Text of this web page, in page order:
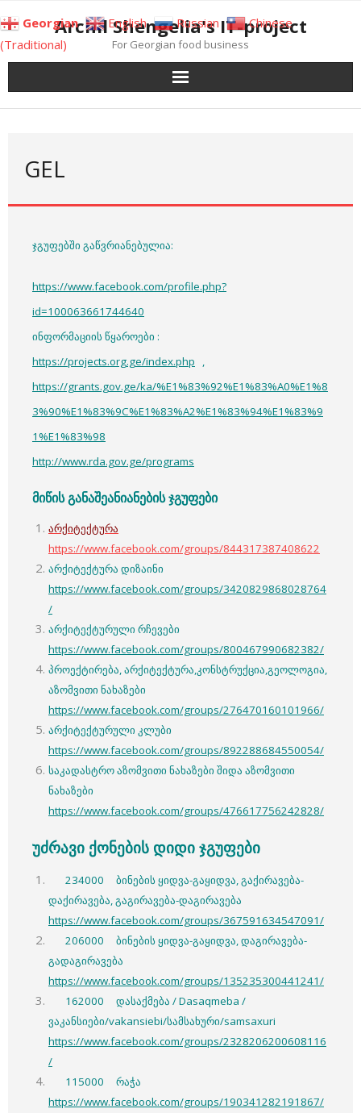
to
content
Archil Shengelia's IT-project
For Georgian food business
GEL
ჯგუფებში გაწვრიანებულია:
https://www.facebook.com/profile.php?
id=100063661744640
ინფორმაციის წყაროები :
https://projects.org.ge/index.php ,
https://grants.gov.ge/ka/%E1%83%92%E1%83%A0%E1%8
3%90%E1%83%9C%E1%83%A2%E1%83%94%E1%83%9
1%E1%83%98
http://www.rda.gov.ge/programs
მიწის განაშეანიანების ჯგუფები
არქიტექტურა
https://www.facebook.com/groups/844317387408622
არქიტექტურა დიზაინი
https://www.facebook.com/groups/3420829868028764
/
არქიტექტურული რჩევები
https://www.facebook.com/groups/800467990682382/
პროექტირება, არქიტექტურა,კონსტრუქცია,გეოლოგია,
აზომვითი ნახაზები
https://www.facebook.com/groups/276470160101966/
არქიტექტურული კლუბი
https://www.facebook.com/groups/892288684550054/
საკადასტრო აზომვითი ნახაზები შიდა აზომვითი
ნახაზები
https://www.facebook.com/groups/476617756242828/
უძრავი ქონების დიდი ჯგუფები
234000 ბინების ყიდვა-გაყიდვა, გაქირავება-
დაქირავება, გაგირავება-დაგირავება
https://www.facebook.com/groups/367591634547091/
206000 ბინების ყიდვა-გაყიდვა, დაგირავება-
გადაგირავება
https://www.facebook.com/groups/135235300441241/
162000 დასაქმება / Dasaqmeba /
ვაკანსიები/vakansiebi/სამსახური/samsaxuri
https://www.facebook.com/groups/2328206200608116
/
115000 რაჭა
https://www.facebook.com/groups/190341282191867/
Georgian English Russian
Chinese
(Traditional)